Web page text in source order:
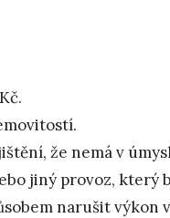
že nemá v
jiný provoz, který
narušit výkon